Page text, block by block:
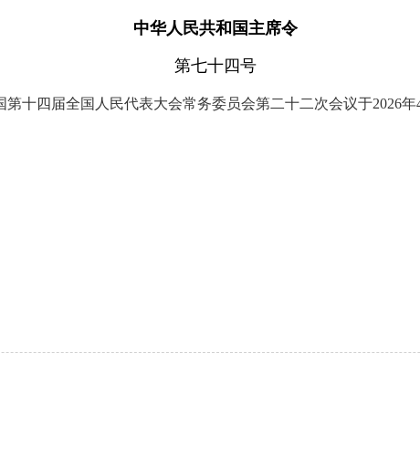
中华人民共和国主席令
第七十四号
十四届全国人民代表大会常务委员会第二十二次会议于2026